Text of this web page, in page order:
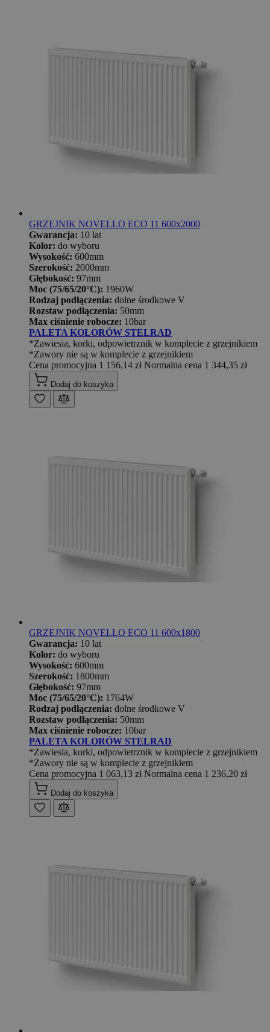
GRZEJNIK NOVELLO ECO 11 600x2000
Gwarancja: 10 lat
Kolor: do wyboru
Wysokość: 600mm
Szerokość: 2000mm
Głębokość: 97mm
Moc (75/65/20°C): 1960W
Rodzaj podłączenia: dolne środkowe V
Rozstaw podłączenia: 50mm
Max ciśnienie robocze: 10bar
PALETA KOLORÓW STELRAD
*Zawiesia, korki, odpowietrznik w komplecie z grzejnikiem
*Zawory nie są w komplecie z grzejnikiem
Cena promocyjna 1 156,14 zł Normalna cena 1 344,35 zł
Dodaj do koszyka
GRZEJNIK NOVELLO ECO 11 600x1800
Gwarancja: 10 lat
Kolor: do wyboru
Wysokość: 600mm
Szerokość: 1800mm
Głębokość: 97mm
Moc (75/65/20°C): 1764W
Rodzaj podłączenia: dolne środkowe V
Rozstaw podłączenia: 50mm
Max ciśnienie robocze: 10bar
PALETA KOLORÓW STELRAD
*Zawiesia, korki, odpowietrznik w komplecie z grzejnikiem
*Zawory nie są w komplecie z grzejnikiem
Cena promocyjna 1 063,13 zł Normalna cena 1 236,20 zł
Dodaj do koszyka